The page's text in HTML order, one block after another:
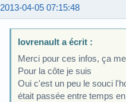
2013-04-05 07:15:48
lovrenault a écrit :
Merci pour ces infos, ça
Pour la côte je suis
Oui c'est un peu le souci
était passée entre temps